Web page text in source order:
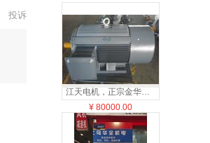
投诉
江天电机，正宗金华电机，Y-315L2-4-200KW
¥ 80000.00